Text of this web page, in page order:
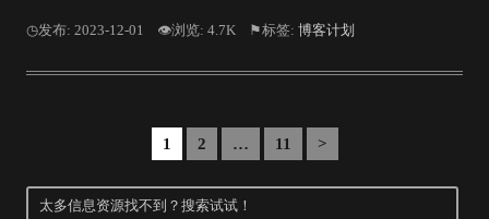
◷发布: 2023-12-01 👁浏览: 4.7K ⚑标签: 博客计划
1 2 … 11 >